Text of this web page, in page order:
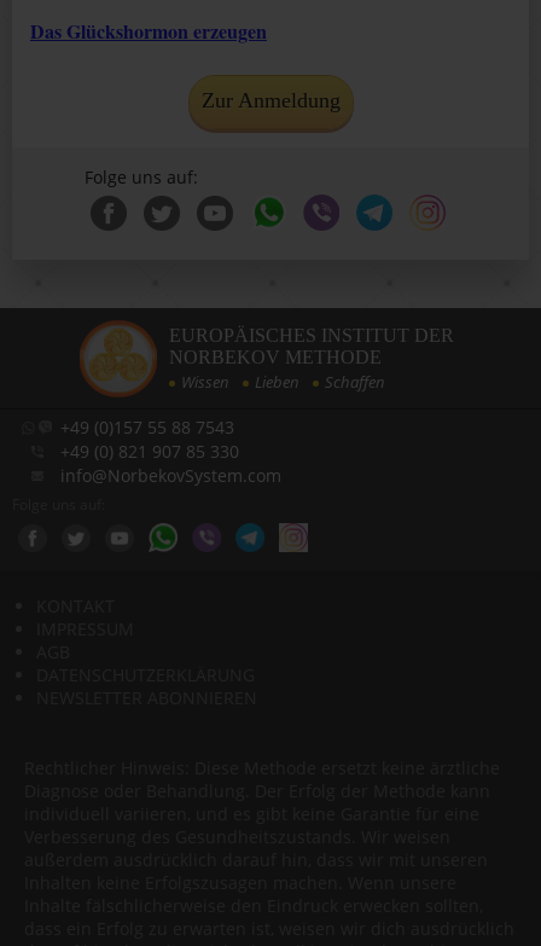
Das Glückshormon erzeugen
Zur Anmeldung
Folge uns auf:
EUROPÄISCHES INSTITUT DER
NORBEKOV METHODE
Wissen Lieben Schaffen
+49 (0)157 55 88 7543
+49 (0) 821 907 85 330
info@NorbekovSystem.com